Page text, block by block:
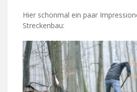
Hier schonmal ein paar
Streckenbau: